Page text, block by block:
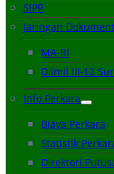
SIPP
Jaringan
MA-RI
Dilmil III-12
Info Perkara
Biaya Perkara
Statistik
Direktori